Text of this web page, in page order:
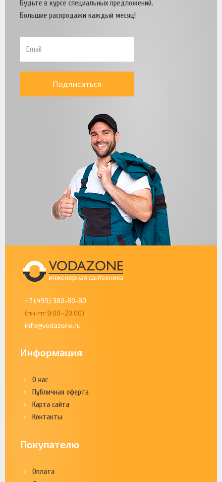
Будьте в курсе специальных предложений.
Большие распродажи каждый месяц!
Подписаться
+7 (499) 380-80-80
(пн-пт 9:00–20:00)
info@vodazone.ru
Информация
О нас
Публичная оферта
Карта сайта
Контакты
Покупателю
Оплата